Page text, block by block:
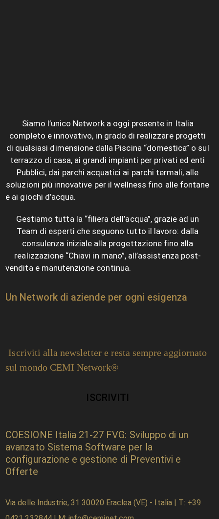
Siamo l’unico Network a oggi presente in Italia
completo e innovativo, in grado di realizzare progetti
di qualsiasi dimensione dalla Piscina “domestica” o sul
terrazzo di casa, ai grandi impianti per privati ed enti
Pubblici, dai parchi acquatici ai parchi termali, alle
soluzioni più innovative per il wellness fino alle fontane
e ai giochi d’acqua.
Gestiamo tutta la “filiera dell’acqua”, grazie ad un
Team di esperti che seguono tutto il lavoro: dalla
consulenza iniziale alla progettazione fino alla
realizzazione “Chiavi in mano”,all’assistenza post-
vendita e manutenzione continua.
Un Network di aziende per ogni esigenza
Iscriviti alla newsletter e resta sempre aggiornato
sul mondo CEMI Network®
ISCRIVITI
COESIONE Italia 21-27 FVG: Sviluppo di un
avanzato Sistema Software per la
configurazione e gestione di Preventivi e
Offerte
Via delle Industrie, 3130020 Eraclea (VE) - Italia| T: +39